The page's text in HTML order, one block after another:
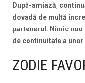
După-amiază,
dovadă de multă
partenerul. Nimic nou
de continuitate a
ZODIE